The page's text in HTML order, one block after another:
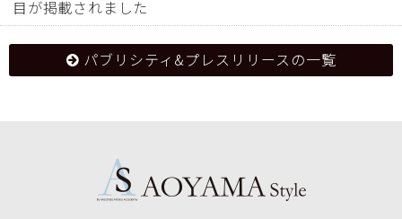
目が掲載されました
パブリシティ&プレスリリースの一覧